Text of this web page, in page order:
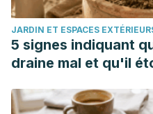
JARDIN ET ESPACES
5 signes indiquant
draine mal et qu'il